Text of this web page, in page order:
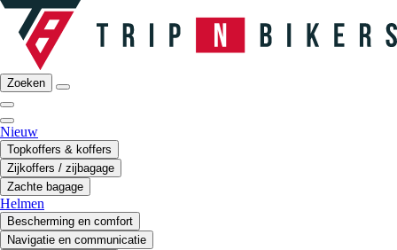
Zoeken
Nieuw
Topkoffers & koffers
Zijkoffers / zijbagage
Zachte bagage
Helmen
Bescherming en comfort
Navigatie en communicatie